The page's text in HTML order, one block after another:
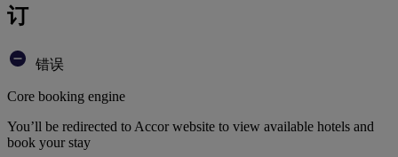
订
错误
Core booking engine
You’ll be redirected to Accor website to view available hotels and
book your stay